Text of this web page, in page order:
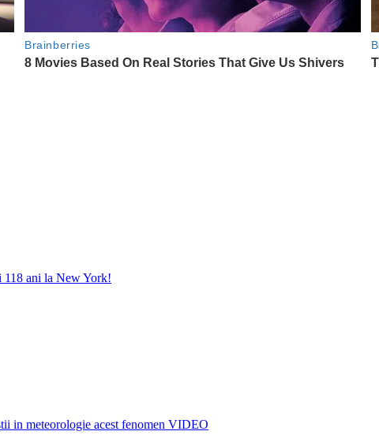
ani la New York!
in meteorologie acest fenomen VIDEO